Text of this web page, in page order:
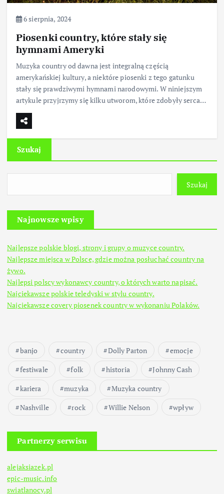
6 sierpnia, 2024
Piosenki country, które stały się
hymnami Ameryki
Muzyka country od dawna jest integralną częścią
amerykańskiej kultury, a niektóre piosenki z tego gatunku
stały się prawdziwymi hymnami narodowymi. W niniejszym
artykule przyjrzymy się kilku utworom, które zdobyły serca…
Szukaj
Szukaj
Najnowsze wpisy
Najlepsze polskie blogi, strony i grupy o muzyce country.
Najlepsze miejsca w Polsce, gdzie można posłuchać country na
żywo.
Najlepsi polscy wykonawcy country, o których warto napisać.
Najciekawsze polskie teledyski w stylu country.
Najciekawsze covery piosenek country w wykonaniu Polaków.
banjo country Dolly Parton
emocje
festiwale
folk historia
Johnny Cash
kariera
muzyka
Muzyka country
Nashville
rock Willie Nelson wpływ
Partnerzy serwisu
alejaksiazek.pl
epic-music.info
swiatlanocy.pl